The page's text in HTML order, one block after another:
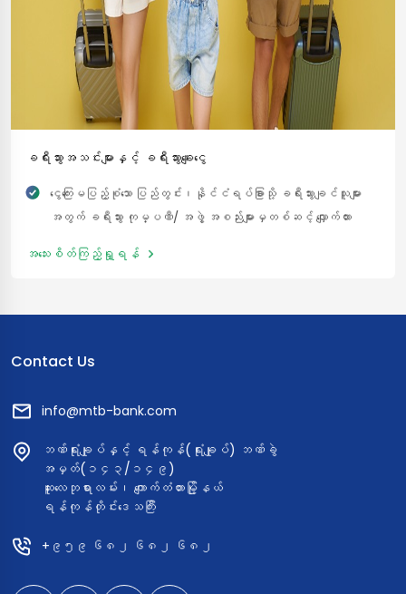
ခရီးသွားအသင်းများနှင့် ခရီးသွားချေးငွေ
ငွေကြေးမပြည့်စုံသော ပြည်တွင်း၊နိုင်ငံရပ်ခြားသို့ ခရီးသွားချင်သူများ
အတွက် ခရီးသွား ကုမ္ပဏီ/ အဖွဲ့ အစည်းများမှတစ်ဆင့် လျှောက်ထား
အသေးစိတ်ကြည့်ရှု့ရန်
Contact Us
info@mtb-bank.com
ဘဏ်ရုံးချုပ်နှင့် ရန်ကုန်(ရုံးချုပ်) ဘဏ်ခွဲ
အမှတ်(၁၄၃/၁၄၉)
ဆူးလေဘုရားလမ်း၊ ကျောက်တံတားမြို့နယ်
ရန်ကုန်တိုင်းဒေသကြီး
+၉၅၉ ၆၈၂ ၆၈၂ ၆၈၂